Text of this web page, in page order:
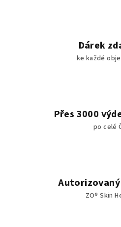
Dárek
ke každé
Přes 3000
po celé
ZO® Skin